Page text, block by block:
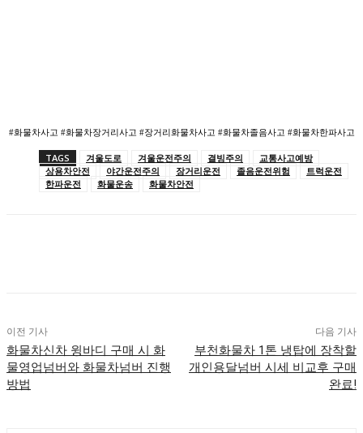
#화물차사고 #화물차장거리사고 #장거리화물차사고 #화물차졸음사고 #화물차한파사고
TAGS 겨울도로 겨울운전주의 결빙주의
교통사고예방
상용차안전
야간운전주의 장거리운전 졸음운전위험
트럭운전
한파운전
화물운송 화물차안전
이전 기사
화물차신차 윙바디 구매 시 화
물영업넘버와 화물차넘버 진행
방법
다음 기사
부천화물차 1톤 냉탑에 장착할
개인용달넘버 시세 비교후 구매
완료!